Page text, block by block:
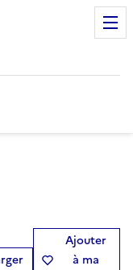
Ajouter
à ma